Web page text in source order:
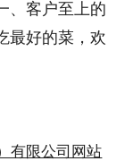
、客户至上的
最好的菜，欢
有限公司网站